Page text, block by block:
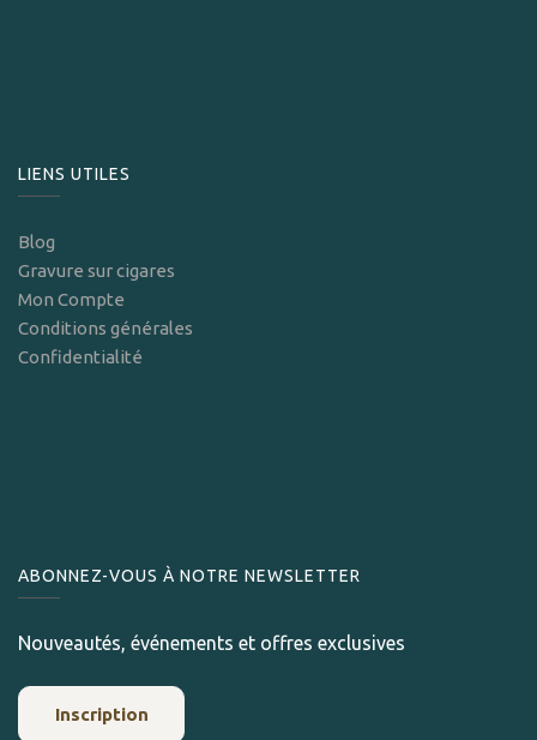
LIENS UTILES
Blog
Gravure sur cigares
Mon Compte
Conditions générales
Confidentialité
ABONNEZ-VOUS À NOTRE NEWSLETTER
Nouveautés, événements et offres exclusives
Inscription